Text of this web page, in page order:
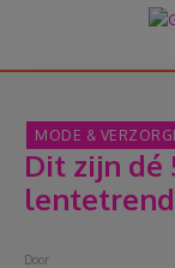
Home
Over Goedkoop.be
MODE &
Dit zijn dé
Door